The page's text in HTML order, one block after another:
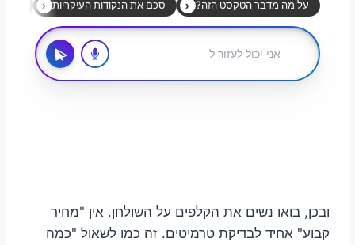
ובכן, בואו נשים את הקלפים על השולחן. אין "מחיר
קבוע" אחיד לבדיקת טרמיטים. זה כמו לשאול "כמה